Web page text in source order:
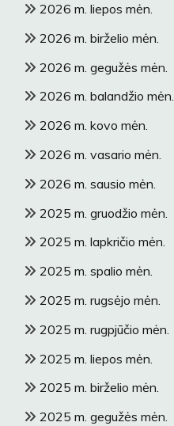
2026 m. liepos mėn.
2026 m. birželio mėn.
2026 m. gegužės mėn.
2026 m. balandžio mėn.
2026 m. kovo mėn.
2026 m. vasario mėn.
2026 m. sausio mėn.
2025 m. gruodžio mėn.
2025 m. lapkričio mėn.
2025 m. spalio mėn.
2025 m. rugsėjo mėn.
2025 m. rugpjūčio mėn.
2025 m. liepos mėn.
2025 m. birželio mėn.
2025 m. gegužės mėn.